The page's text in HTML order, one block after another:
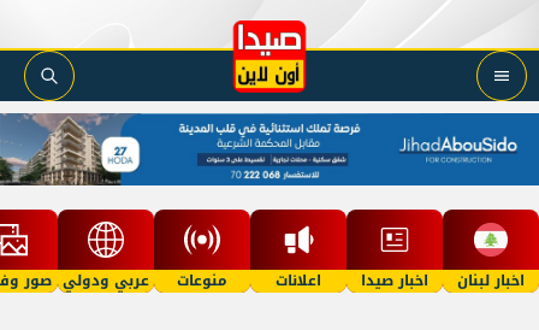
اخبار لبنان اخبار صيدا اعلانات منوعات عربي ودولي صور